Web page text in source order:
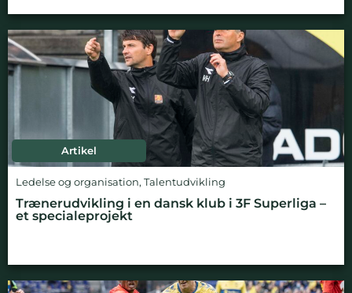
Artikel
Ledelse og organisation, Talentudvikling
Trænerudvikling i en dansk klub i 3F Superliga –
et specialeprojekt